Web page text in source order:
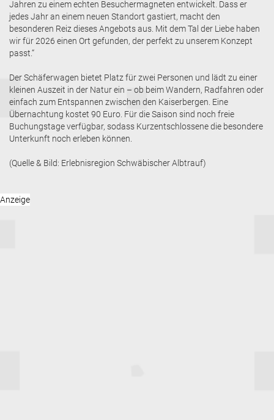
Jahren zu einem echten Besuchermagneten entwickelt. Dass er
jedes Jahr an einem neuen Standort gastiert, macht den
besonderen Reiz dieses Angebots aus. Mit dem Tal der Liebe haben
wir für 2026 einen Ort gefunden, der perfekt zu unserem Konzept
passt.“
Der Schäferwagen bietet Platz für zwei Personen und lädt zu einer
kleinen Auszeit in der Natur ein – ob beim Wandern, Radfahren oder
einfach zum Entspannen zwischen den Kaiserbergen. Eine
Übernachtung kostet 90 Euro. Für die Saison sind noch freie
Buchungstage verfügbar, sodass Kurzentschlossene die besondere
Unterkunft noch erleben können.
(Quelle & Bild: Erlebnisregion Schwäbischer Albtrauf)